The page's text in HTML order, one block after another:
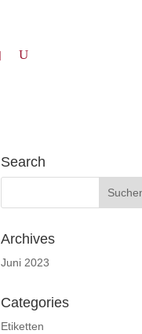
Search
Archives
Juni 2023
Categories
Etiketten